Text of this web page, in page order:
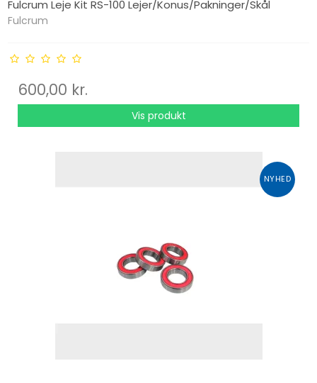
Fulcrum Leje Kit RS-100 Lejer/Konus/Pakninger/Skål
Fulcrum
600,00 kr.
Vis produkt
NYHED